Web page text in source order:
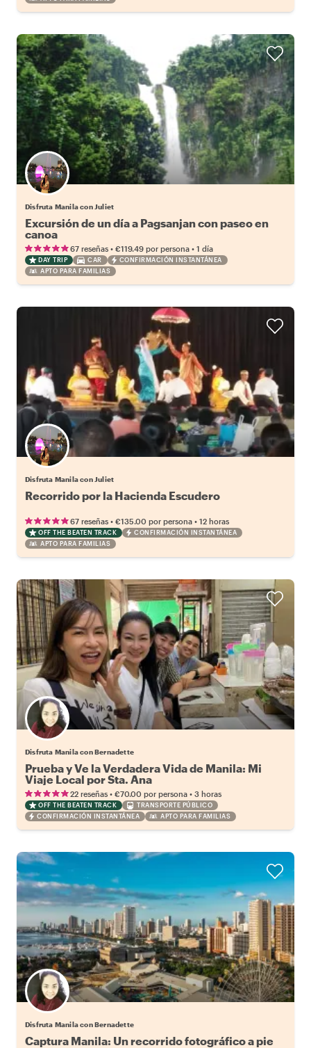
Disfruta Manila con Juliet
Excursión de un día a Pagsanjan con paseo en
canoa
67 reseñas • €119.49 por persona • 1 día
DAY TRIP CAR
CONFIRMACIÓN INSTANTÁNEA
APTO PARA FAMILIAS
Disfruta Manila con Juliet
Recorrido por la Hacienda Escudero
67 reseñas • €135.00 por persona • 12 horas
OFF THE BEATEN TRACK
CONFIRMACIÓN INSTANTÁNEA
APTO PARA FAMILIAS
Disfruta Manila con Bernadette
Prueba y Ve la Verdadera Vida de Manila: Mi
Viaje Local por Sta. Ana
22 reseñas • €70.00 por persona • 3 horas
OFF THE BEATEN TRACK
TRANSPORTE PÚBLICO
CONFIRMACIÓN INSTANTÁNEA
APTO PARA FAMILIAS
Disfruta Manila con Bernadette
Captura Manila: Un recorrido fotográfico a pie